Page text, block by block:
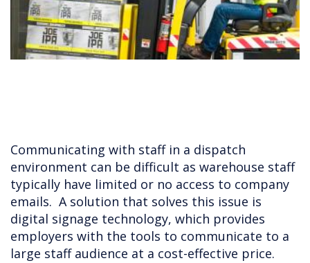
Communicating with staff in a dispatch
environment can be difficult as warehouse staff
typically have limited or no access to company
emails. A solution that solves this issue is
digital signage technology, which provides
employers with the tools to communicate to a
large staff audience at a cost-effective price.